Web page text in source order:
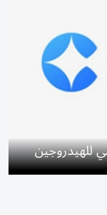
للهيدروجين